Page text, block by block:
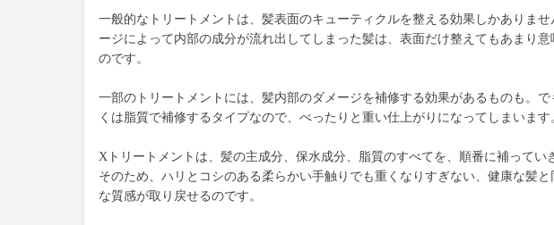
一般的なトリートメントは、髪表面のキューティクルを整える効果しかありませ
ージによって内部の成分が流れ出してしまった髪は、表面だけ整えてもあまり意
のです。
一部のトリートメントには、髪内部のダメージを補修する効果があるものも。で
くは脂質で補修するタイプなので、べったりと重い仕上がりになってしまいます
Xトリートメントは、髪の主成分、保水成分、脂質のすべてを、順番に補ってい
そのため、ハリとコシのある柔らかい手触りでも重くなりすぎない、健康な髪と
な質感が取り戻せるのです。